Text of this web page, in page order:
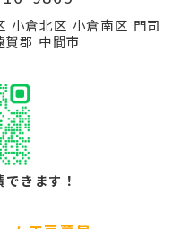
小倉北区 小倉南区 門司
郡 中間市
きます！